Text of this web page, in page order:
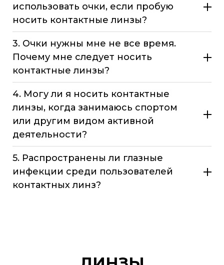
использовать очки, если пробую
носить контактные линзы?
3. Очки нужны мне не все время.
Почему мне следует носить
контактные линзы?
4. Могу ли я носить контактные
линзы, когда занимаюсь спортом
или другим видом активной
деятельности?
5. Распространены ли глазные
инфекции среди пользователей
контактных линз?